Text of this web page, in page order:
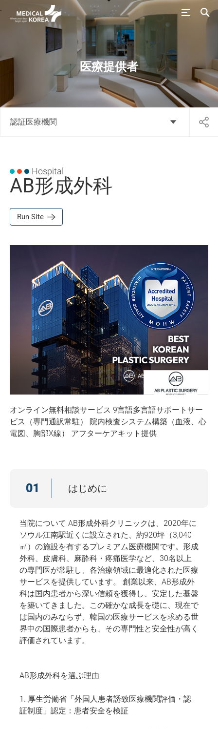
医療提供者
認証医療機関
Hospital
AB形成外科
Run Site
オンライン無料相談サービス 9言語多言語サポートサー
ビス（専門通訳常駐） 院内検査システム構築（血液、心
電図、胸部X線） アフターケアキット提供
01 はじめに
当院について AB形成外科クリニックは、2020年に
ソウル江南駅近くに設立された、約920坪（3,040
㎡）の施設を有するプレミアム医療機関です。形成
外科、皮膚科、麻酔科・疼痛医学など、30名以上
の専門医が常駐し、各治療領域に最適化された医療
サービスを提供しています。 創業以来、AB形成外
科は国内患者から深い信頼を獲得し、安定した基盤
を築いてきました。この確かな成長を礎に、現在で
は国内のみならず、韓国の医療サービスを求める世
界中の国際患者からも、その専門性と安全性が高く
評価されています。
AB形成外科を選ぶ理由
1. 厚生労働省「外国人患者誘致医療機関評価・認
証制度」認定：患者安全を検証